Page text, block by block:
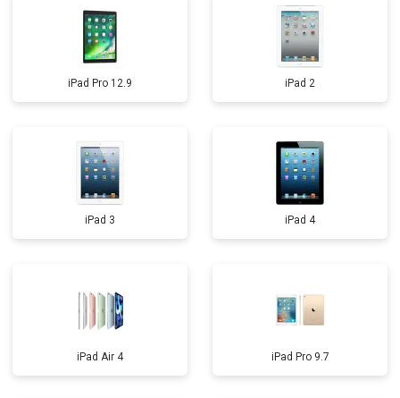
iPad Pro 12.9 iPad 2
iPad 3 iPad 4
iPad Air 4 iPad Pro 9.7